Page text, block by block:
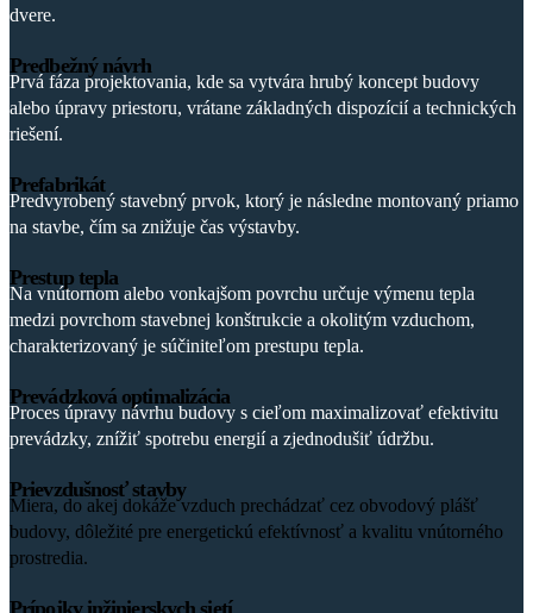
dvere.
Predbežný návrh
Prvá fáza projektovania, kde sa vytvára hrubý koncept budovy
alebo úpravy priestoru, vrátane základných dispozícií a technických
riešení.
Prefabrikát
Predvyrobený stavebný prvok, ktorý je následne montovaný priamo
na stavbe, čím sa znižuje čas výstavby.
Prestup tepla
Na vnútornom alebo vonkajšom povrchu určuje výmenu tepla
medzi povrchom stavebnej konštrukcie a okolitým vzduchom,
charakterizovaný je súčiniteľom prestupu tepla.
Prevádzková optimalizácia
Proces úpravy návrhu budovy s cieľom maximalizovať efektivitu
prevádzky, znížiť spotrebu energií a zjednodušiť údržbu.
Prievzdušnosť stavby
Miera, do akej dokáže vzduch prechádzať cez obvodový plášť
budovy, dôležité pre energetickú efektívnosť a kvalitu vnútorného
prostredia.
Prípojky inžinierskych sietí